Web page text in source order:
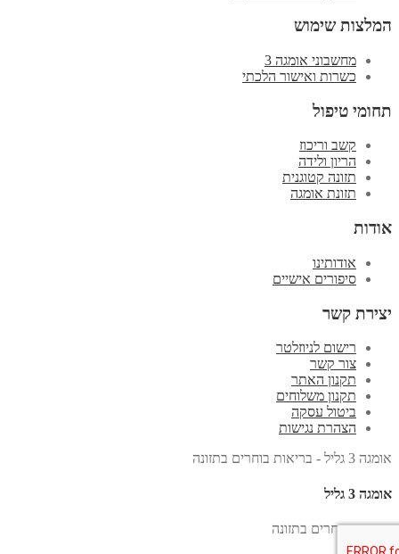
המלצות שימוש
מחשבוני אומגה 3
כשרות ואישור הלכתי
תחומי טיפול
קשב וריכוז
הריון ולידה
תזונה קטוגנית
תזונת אומגה
אודות
אודותינו
סיפורים אישיים
יצירת קשר
רישום לניוזלטר
צור קשר
תקנון האתר
תקנון משלוחים
ביטול עסקה
הצהרת נגישות
אומגה 3 גליל - בריאות בוחרים בתזונה
אומגה 3 גליל
בריאות בוחרים בתזונה